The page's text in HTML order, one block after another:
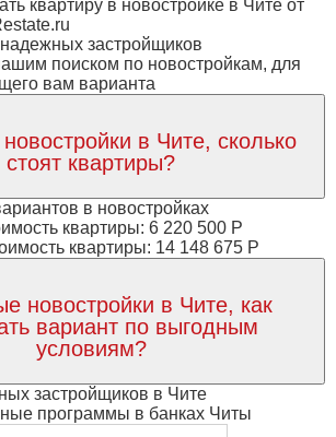
квартиру в новостройке в Чите от
застройщиков
поиском по новостройкам, для
вам варианта
в Чите, сколько
стоят квартиры?
в новостройках
квартиры: 6 220 500 Р
квартиры: 14 148 675 Р
новостройки в Чите, как
вариант по выгодным
условиям?
застройщиков в Чите
программы в банках Читы